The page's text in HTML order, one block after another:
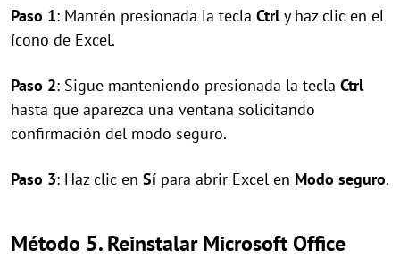
Paso 1: Mantén presionada la tecla Ctrly haz clic en el
ícono de Excel.
Paso 2: Sigue manteniendo presionada la tecla Ctrl
hasta que aparezca una ventana solicitando
confirmación del modo seguro.
Paso 3: Haz clic en Sí para abrir Excel en Modo seguro.
Método 5. Reinstalar Microsoft Office